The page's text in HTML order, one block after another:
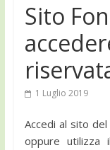
Sito
1 Luglio 2019
Accedi al sito del
oppure utilizza